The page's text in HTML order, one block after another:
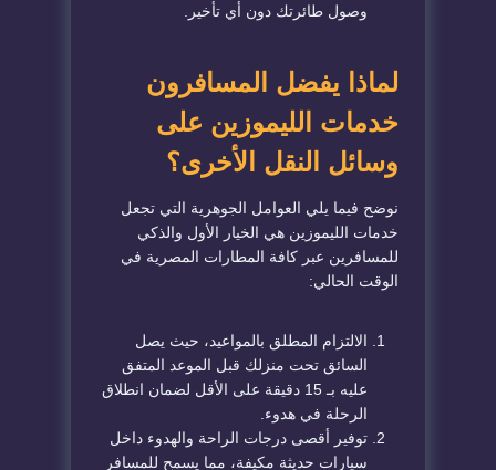
وصول طائرتك دون أي تأخير.
​لماذا يفضل المسافرون
خدمات الليموزين على
وسائل النقل الأخرى؟
​نوضح فيما يلي العوامل الجوهرية التي تجعل
خدمات الليموزين هي الخيار الأول والذكي
للمسافرين عبر كافة المطارات المصرية في
الوقت الحالي:
​الالتزام المطلق بالمواعيد، حيث يصل
السائق تحت منزلك قبل الموعد المتفق
عليه بـ 15 دقيقة على الأقل لضمان انطلاق
الرحلة في هدوء.
​توفير أقصى درجات الراحة والهدوء داخل
سيارات حديثة مكيفة، مما يسمح للمسافر